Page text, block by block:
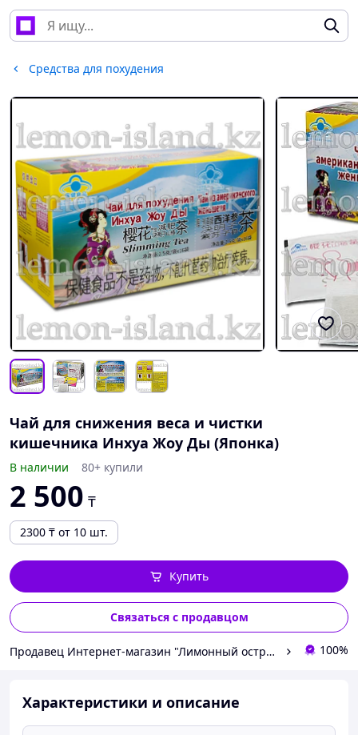
Средства для похудения
Чай для снижения веса и чистки
кишечника Инхуа Жоу Ды (Японка)
В наличии 80+ купили
2 500 ₸
2300 ₸ от 10 шт.
Купить
Связаться с продавцом
Продавец Интернет-магазин "Лимонный островок" 100%
Характеристики и описание